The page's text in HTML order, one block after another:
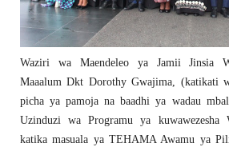
Waziri wa Maendeleo ya Jamii Jinsia
Maaalum Dkt Dorothy Gwajima, (katikati
picha ya pamoja na baadhi ya wadau
Uzinduzi wa Programu ya kuwawezesha
katika masuala ya TEHAMA Awamu ya